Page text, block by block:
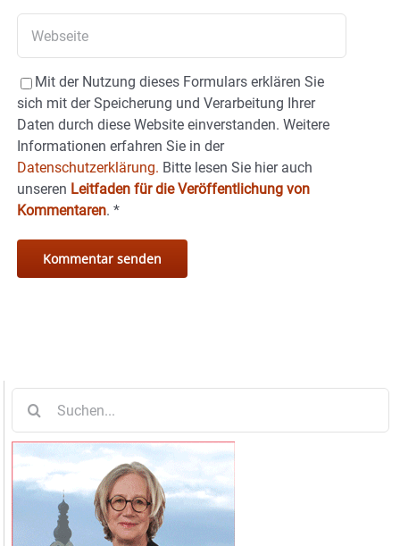
Mit der Nutzung dieses Formulars erklären Sie
sich mit der Speicherung und Verarbeitung Ihrer
Daten durch diese Website einverstanden. Weitere
Informationen erfahren Sie in der
Datenschutzerklärung. Bitte lesen Sie hier auch
unseren Leitfaden für die Veröffentlichung von
Kommentaren. *
nach: